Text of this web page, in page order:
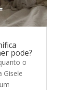
pode?
o
Gisele